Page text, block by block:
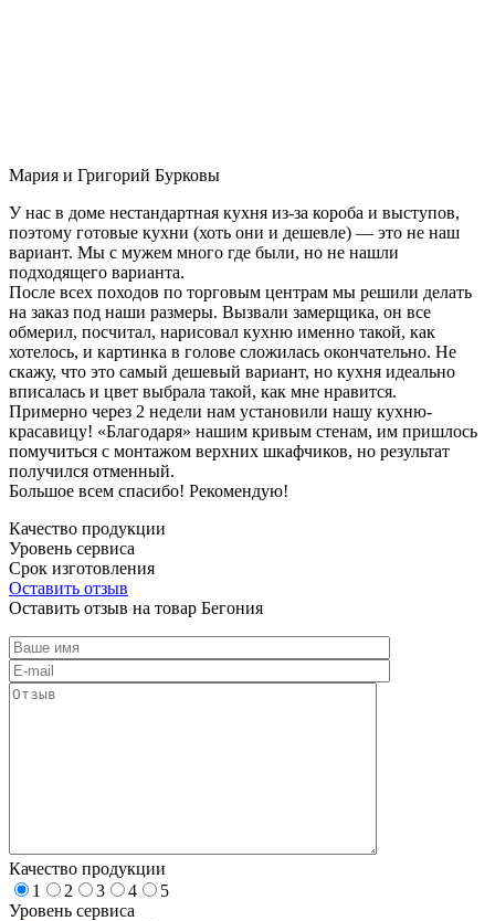
Мария и Григорий Бурковы
У нас в доме нестандартная кухня из-за короба и выступов,
поэтому готовые кухни (хоть они и дешевле) — это не наш
вариант. Мы с мужем много где были, но не нашли
подходящего варианта.
После всех походов по торговым центрам мы решили делать
на заказ под наши размеры. Вызвали замерщика, он все
обмерил, посчитал, нарисовал кухню именно такой, как
хотелось, и картинка в голове сложилась окончательно. Не
скажу, что это самый дешевый вариант, но кухня идеально
вписалась и цвет выбрала такой, как мне нравится.
Примерно через 2 недели нам установили нашу кухню-
красавицу! «Благодаря» нашим кривым стенам, им пришлось
помучиться с монтажом верхних шкафчиков, но результат
получился отменный.
Большое всем спасибо! Рекомендую!
Качество продукции
Уровень сервиса
Срок изготовления
Оставить отзыв
Оставить отзыв на товар Бегония
Качество продукции
1
2 3 4
5
Уровень сервиса